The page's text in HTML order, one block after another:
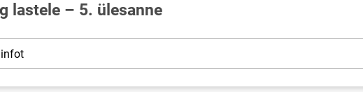
lastele – 5. ülesanne
infot